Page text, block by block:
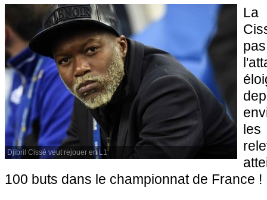
Djibril Cissé veut rejouer en L1
La
100 buts dans le championnat de France !